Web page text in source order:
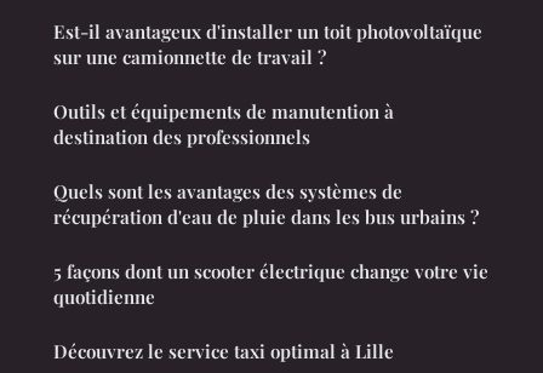
Est-il avantageux d'installer un toit photovoltaïque
sur une camionnette de travail ?
Outils et équipements de manutention à
destination des professionnels
Quels sont les avantages des systèmes de
récupération d'eau de pluie dans les bus urbains ?
5 façons dont un scooter électrique change votre vie
quotidienne
Découvrez le service taxi optimal à Lille